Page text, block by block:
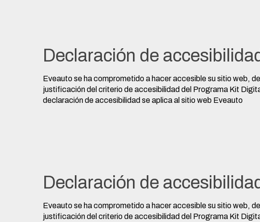
Declaración de
Eveauto se ha comprometido a hacer accesible su sitio web,
justificación del criterio de accesibilidad del Programa Kit
declaración de accesibilidad se aplica al sitio web Eveauto
Declaración de
Eveauto se ha comprometido a hacer accesible su sitio web,
justificación del criterio de accesibilidad del Programa Kit